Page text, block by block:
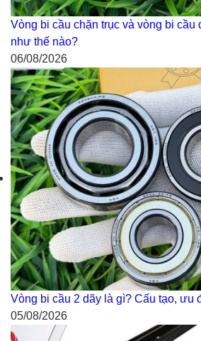
Vòng bi cầu chặn trục và vòng bi cầu
như thế nào?
06/08/2026
Vòng bi cầu 2 dãy là gì? Cấu tạo, ưu
05/08/2026